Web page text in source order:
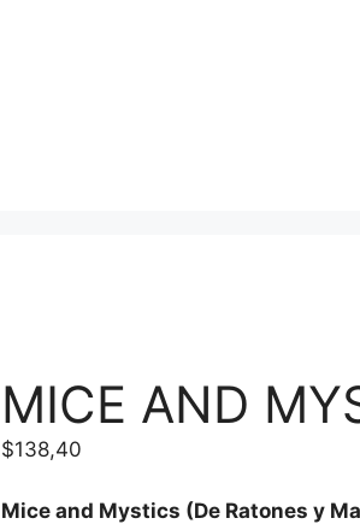
MICE AND
$138,40
Mice and Mystics (De Ratones y